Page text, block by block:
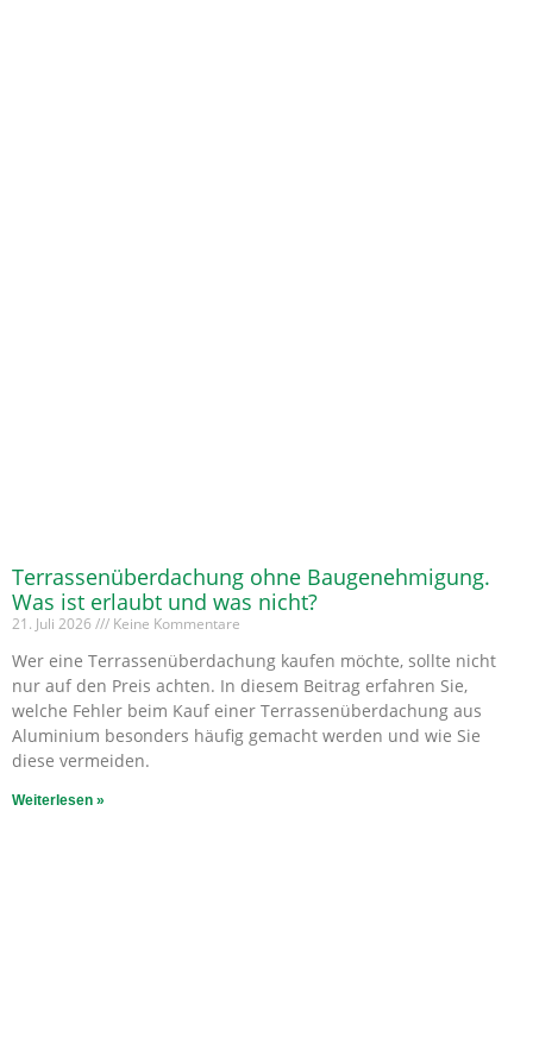
Terrassenüberdachung ohne Baugenehmigung.
Was ist erlaubt und was nicht?
21. Juli 2026 Keine Kommentare
Wer eine Terrassenüberdachung kaufen möchte, sollte nicht
nur auf den Preis achten. In diesem Beitrag erfahren Sie,
welche Fehler beim Kauf einer Terrassenüberdachung aus
Aluminium besonders häufig gemacht werden und wie Sie
diese vermeiden.
Weiterlesen »